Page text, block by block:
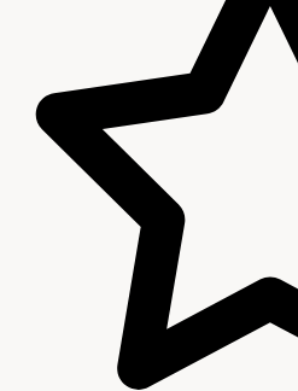
Inhoud en structuur van het